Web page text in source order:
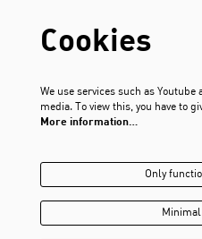
Cookies
We use services such as
media. To view this, you have to
More information…
Only